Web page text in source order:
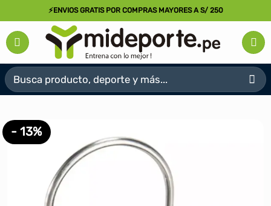
al
contenido
⚡ENVIOS GRATIS POR COMPRAS MAYORES A S/ 250
Buscar
por:
- 13%